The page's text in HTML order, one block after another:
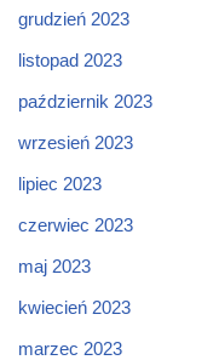
grudzień 2023
listopad 2023
październik 2023
wrzesień 2023
lipiec 2023
czerwiec 2023
maj 2023
kwiecień 2023
marzec 2023